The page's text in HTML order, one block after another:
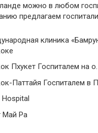
можно в любом
предлагаем
клиника
Пхукет Госпиталем на
Паттайя Госпиталем в
Hospital
Май Ра